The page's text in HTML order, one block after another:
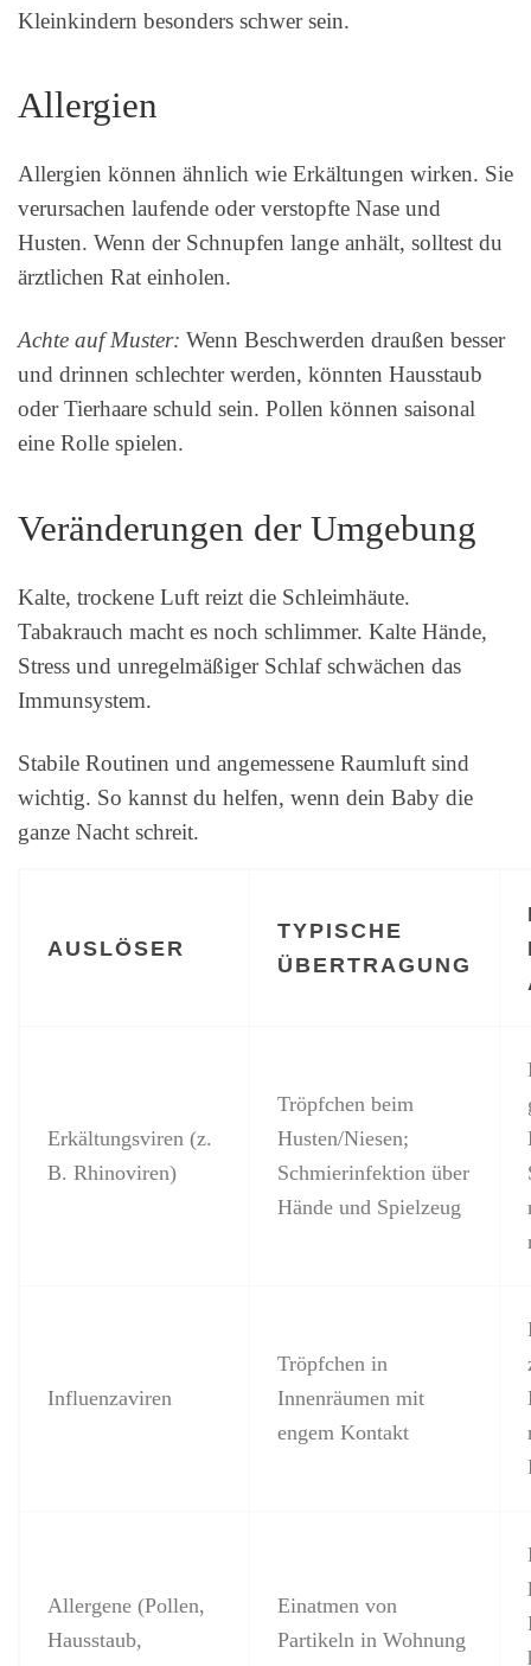
Kleinkindern besonders schwer sein.
Allergien
Allergien können ähnlich wie Erkältungen wirken. Sie
verursachen laufende oder verstopfte Nase und
Husten. Wenn der Schnupfen lange anhält, solltest du
ärztlichen Rat einholen.
Achte auf Muster: Wenn Beschwerden draußen besser
und drinnen schlechter werden, könnten Hausstaub
oder Tierhaare schuld sein. Pollen können saisonal
eine Rolle spielen.
Veränderungen der Umgebung
Kalte, trockene Luft reizt die Schleimhäute.
Tabakrauch macht es noch schlimmer. Kalte Hände,
Stress und unregelmäßiger Schlaf schwächen das
Immunsystem.
Stabile Routinen und angemessene Raumluft sind
wichtig. So kannst du helfen, wenn dein Baby die
ganze Nacht schreit.
AUSLÖSER
TYPISCHE
ÜBERTRAGUNG
Erkältungsviren (z.
B. Rhinoviren)
Tröpfchen beim
Husten/Niesen;
Schmierinfektion über
Hände und Spielzeug
Influenzaviren
Tröpfchen in
Innenräumen mit
engem Kontakt
Allergene (Pollen,
Hausstaub,
Einatmen von
Partikeln in Wohnung